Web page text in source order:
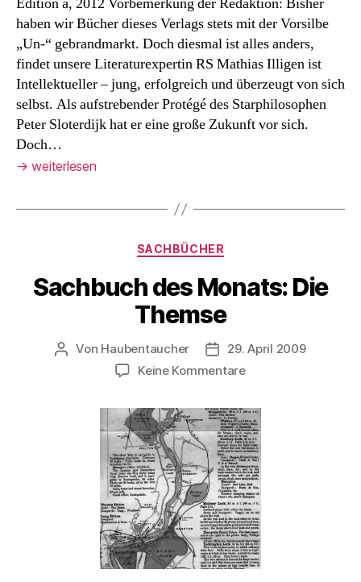
haben wir Bücher dieses Verlags stets mit der Vorsilbe
„Un-“ gebrandmarkt. Doch diesmal ist alles anders,
findet unsere Literaturexpertin RS Mathias Illigen ist
Intellektueller – jung, erfolgreich und überzeugt von sich
selbst. Als aufstrebender Protégé des Starphilosophen
Peter Sloterdijk hat er eine große Zukunft vor sich.
Doch…
→ weiterlesen
Kategorien
SACHBÜCHER
Sachbuch des Monats: Die
Themse
Beitragsautor
Von Haubentaucher Veröffentlichungsdatum
29. April 2009
Keine Kommentarezu
des
Monats:
Die
Themse